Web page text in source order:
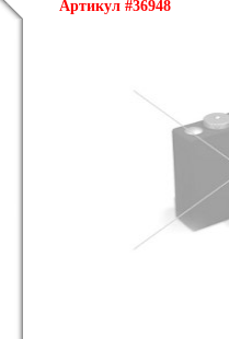
Артикул #36948